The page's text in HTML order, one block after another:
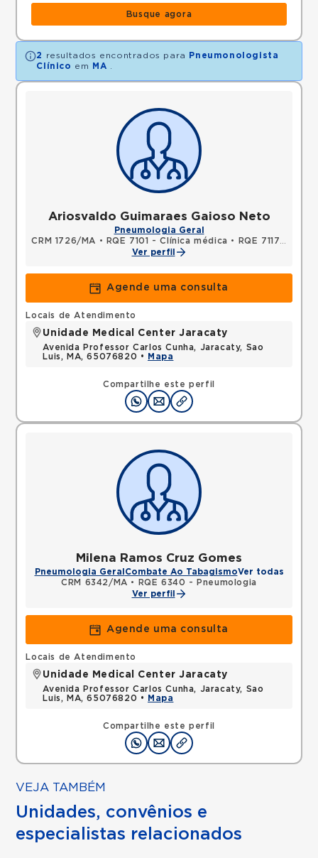
Busque agora
2 resultados encontrados para
Pneumonologista
Clínico em MA
Ariosvaldo Guimaraes Gaioso Neto
Pneumologia Geral
CRM 1726/MA • RQE 7101 - Clínica médica •
RQE 7117 - Pneumologia
Ver perfil
Agende uma consulta
Compartilhe este perfil
Locais de Atendimento
Unidade Medical Center Jaracaty
Avenida Professor Carlos Cunha, Jaracaty, Sao
Luis, MA, 65076820 •
Mapa
Milena Ramos Cruz Gomes
Pneumologia Geral Combate Ao TabagismoVer todas
CRM 6342/MA •
RQE 6340 - Pneumologia
Ver perfil
Agende uma consulta
Compartilhe este perfil
Locais de Atendimento
Unidade Medical Center Jaracaty
Avenida Professor Carlos Cunha, Jaracaty, Sao
Luis, MA, 65076820 •
Mapa
VEJA TAMBÉM
Unidades, convênios e
especialistas relacionados